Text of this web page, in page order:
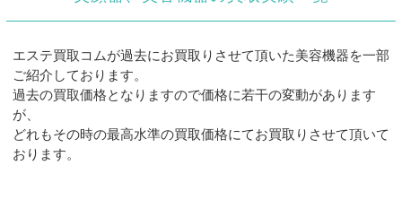
エステ買取コムが過去にお買取りさせて頂いた美容機器を一部
ご紹介しております。
過去の買取価格となりますので価格に若干の変動があります
が、
どれもその時の最高水準の買取価格にてお買取りさせて頂いて
おります。